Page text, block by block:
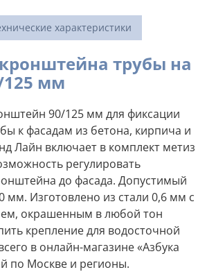
характеристики
трубы на
мм
90/125 мм для фиксации
к фасадам из бетона, кирпича и
Лайн включает в комплект метиз
регулировать
до фасада. Допустимый
мм. Изготовлено из стали 0,6 мм с
окрашенным в любой тон
крепление для водосточной
в онлайн-магазине «Азбука
по Москве и регионы.